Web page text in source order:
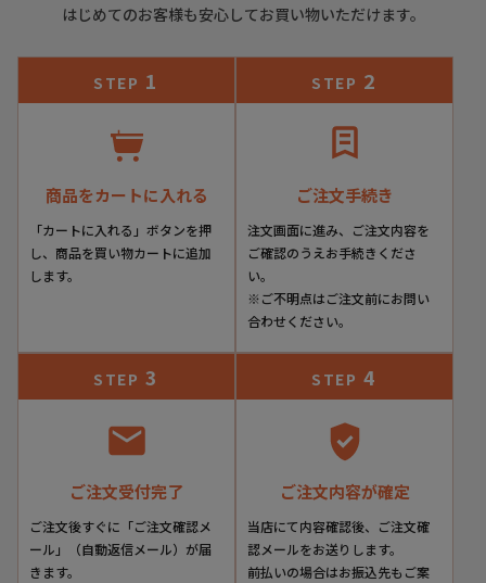
はじめてのお客様も安心してお買い物いただけます。
STEP 1
商品をカートに入れる
「カートに入れる」ボタンを押
し、商品を買い物カートに追加
します。
STEP 2
ご注文手続き
注文画面に進み、ご注文内容を
ご確認のうえお手続きくださ
い。
※ご不明点はご注文前にお問い
合わせください。
STEP 3
ご注文受付完了
ご注文後すぐに「ご注文確認メ
ール」（自動返信メール）が届
きます。
STEP 4
ご注文内容が確定
当店にて内容確認後、ご注文確
認メールをお送りします。
前払いの場合はお振込先もご案